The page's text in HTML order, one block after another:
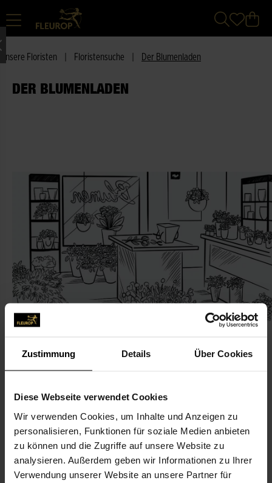
Zustimmung Details Über Cookies
Diese Webseite verwendet Cookies
Wir verwenden Cookies, um Inhalte und Anzeigen zu
personalisieren, Funktionen für soziale Medien anbieten
zu können und die Zugriffe auf unsere Website zu
analysieren. Außerdem geben wir Informationen zu Ihrer
Verwendung unserer Website an unsere Partner für
Unsere Floristen Floristensuche Der Blumenladen
DER BLUMENLADEN
KONTAKT
Der Blumenladen
Jank, Ingo
Olgastr. 54
70182 Stuttgart